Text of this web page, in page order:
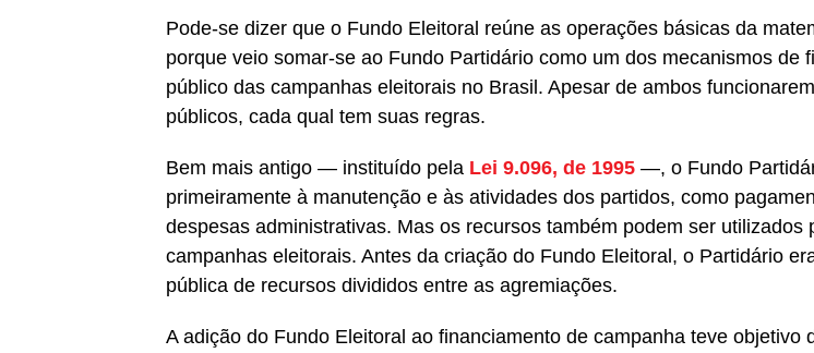
Pode-se dizer que o Fundo Eleitoral reúne as operações básicas da
porque veio somar-se ao Fundo Partidário como um dos mecanismos de
público das campanhas eleitorais no Brasil. Apesar de ambos
públicos, cada qual tem suas regras.
Bem mais antigo — instituído pela Lei 9.096, de 1995 —, o Fundo
primeiramente à manutenção e às atividades dos partidos, como
despesas administrativas. Mas os recursos também podem ser utilizados
campanhas eleitorais. Antes da criação do Fundo Eleitoral, o Partidário
pública de recursos divididos entre as agremiações.
A adição do Fundo Eleitoral ao financiamento de campanha teve objetivo